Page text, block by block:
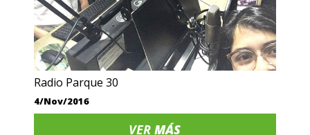
Radio Parque 30
4/Nov/2016
VERMÁS